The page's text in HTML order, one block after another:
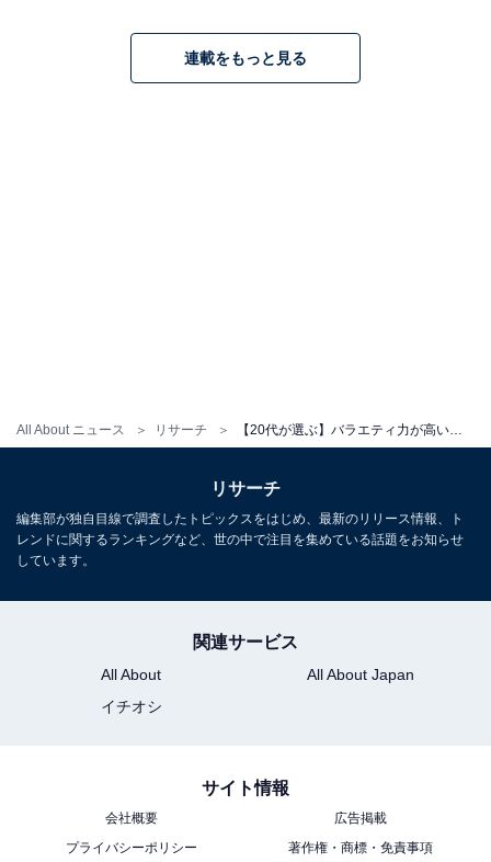
All About ニュース リサーチ
がありユーモアたっぷりのギャグなども面白い」
※回答者からのコメントは原文ママです
※記事内容は執筆時点のものです.最新の内容をご確認く
次ページ
連載をもっと見る
リサーチ
編集部が独自目線で調査したトピックスをはじめ、最新のリリース情報、ト
レンドに関するランキングなど、世の中で注目を集めている話題をお知らせ
しています。
関連サービス
All About
All About Japan
イチオシ
サイト情報
会社概要
広告掲載
プライバシーポリシー
著作権・商標・免責事項